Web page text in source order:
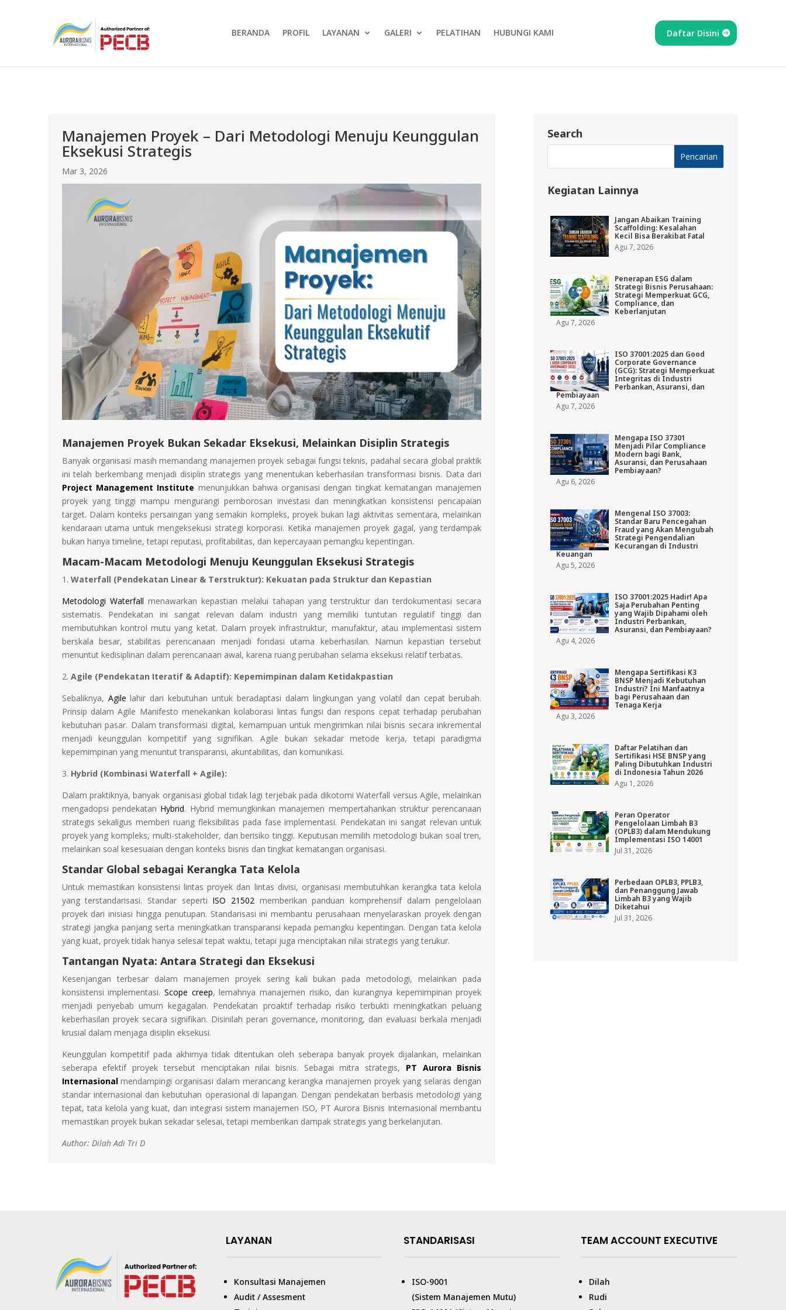
BERANDA PROFIL LAYANAN GALERI PELATIHAN HUBUNGI KAMI Daftar Disini
Manajemen Proyek – Dari Metodologi Menuju Keunggulan
Eksekusi Strategis
Mar 3, 2026
Manajemen Proyek Bukan Sekadar Eksekusi, Melainkan Disiplin Strategis
Banyak organisasi masih memandang manajemen proyek sebagai fungsi teknis, padahal secara global praktik
ini telah berkembang menjadi disiplin strategis yang menentukan keberhasilan transformasi bisnis. Data dari
Project Management Institute menunjukkan bahwa organisasi dengan tingkat kematangan manajemen
proyek yang tinggi mampu mengurangi pemborosan investasi dan meningkatkan konsistensi pencapaian
target. Dalam konteks persaingan yang semakin kompleks, proyek bukan lagi aktivitas sementara, melainkan
kendaraan utama untuk mengeksekusi strategi korporasi. Ketika manajemen proyek gagal, yang terdampak
bukan hanya timeline, tetapi reputasi, profitabilitas, dan kepercayaan pemangku kepentingan.
Macam-Macam Metodologi Menuju Keunggulan Eksekusi Strategis
1. Waterfall (Pendekatan Linear & Terstruktur): Kekuatan pada Struktur dan Kepastian
Metodologi Waterfall menawarkan kepastian melalui tahapan yang terstruktur dan terdokumentasi secara
sistematis. Pendekatan ini sangat relevan dalam industri yang memiliki tuntutan regulatif tinggi dan
membutuhkan kontrol mutu yang ketat. Dalam proyek infrastruktur, manufaktur, atau implementasi sistem
berskala besar, stabilitas perencanaan menjadi fondasi utama keberhasilan. Namun kepastian tersebut
menuntut kedisiplinan dalam perencanaan awal, karena ruang perubahan selama eksekusi relatif terbatas.
2. Agile (Pendekatan Iteratif & Adaptif): Kepemimpinan dalam Ketidakpastian
Sebaliknya, Agile lahir dari kebutuhan untuk beradaptasi dalam lingkungan yang volatil dan cepat berubah.
Prinsip dalam Agile Manifesto menekankan kolaborasi lintas fungsi dan respons cepat terhadap perubahan
kebutuhan pasar. Dalam transformasi digital, kemampuan untuk mengirimkan nilai bisnis secara inkremental
menjadi keunggulan kompetitif yang signifikan. Agile bukan sekadar metode kerja, tetapi paradigma
kepemimpinan yang menuntut transparansi, akuntabilitas, dan komunikasi.
3. Hybrid (Kombinasi Waterfall + Agile):
Dalam praktiknya, banyak organisasi global tidak lagi terjebak pada dikotomi Waterfall versus Agile, melainkan
mengadopsi pendekatan Hybrid. Hybrid memungkinkan manajemen mempertahankan struktur perencanaan
strategis sekaligus memberi ruang fleksibilitas pada fase implementasi. Pendekatan ini sangat relevan untuk
proyek yang kompleks, multi-stakeholder, dan berisiko tinggi. Keputusan memilih metodologi bukan soal tren,
melainkan soal kesesuaian dengan konteks bisnis dan tingkat kematangan organisasi.
Standar Global sebagai Kerangka Tata Kelola
Untuk memastikan konsistensi lintas proyek dan lintas divisi, organisasi membutuhkan kerangka tata kelola
yang terstandarisasi. Standar seperti ISO 21502 memberikan panduan komprehensif dalam pengelolaan
proyek dari inisiasi hingga penutupan. Standarisasi ini membantu perusahaan menyelaraskan proyek dengan
strategi jangka panjang serta meningkatkan transparansi kepada pemangku kepentingan. Dengan tata kelola
yang kuat, proyek tidak hanya selesai tepat waktu, tetapi juga menciptakan nilai strategis yang terukur.
Tantangan Nyata: Antara Strategi dan Eksekusi
Kesenjangan terbesar dalam manajemen proyek sering kali bukan pada metodologi, melainkan pada
konsistensi implementasi. Scope creep, lemahnya manajemen risiko, dan kurangnya kepemimpinan proyek
menjadi penyebab umum kegagalan. Pendekatan proaktif terhadap risiko terbukti meningkatkan peluang
keberhasilan proyek secara signifikan. Disinilah peran governance, monitoring, dan evaluasi berkala menjadi
krusial dalam menjaga disiplin eksekusi.
Keunggulan kompetitif pada akhirnya tidak ditentukan oleh seberapa banyak proyek dijalankan, melainkan
seberapa efektif proyek tersebut menciptakan nilai bisnis. Sebagai mitra strategis, PT Aurora Bisnis
Internasionalmendampingi organisasi dalam merancang kerangka manajemen proyek yang selaras dengan
standar internasional dan kebutuhan operasional di lapangan. Dengan pendekatan berbasis metodologi yang
tepat, tata kelola yang kuat, dan integrasi sistem manajemen ISO, PT Aurora Bisnis Internasional membantu
memastikan proyek bukan sekadar selesai, tetapi memberikan dampak strategis yang berkelanjutan.
Author: Dilah Adi Tri D
Search
Kegiatan Lainnya
Jangan Abaikan Training
Scaffolding: Kesalahan
Kecil Bisa Berakibat Fatal
Agu 7, 2026
Penerapan ESG dalam
Strategi Bisnis Perusahaan:
Strategi Memperkuat GCG,
Compliance, dan
Keberlanjutan
Agu 7, 2026
ISO 37001:2025 dan Good
Corporate Governance
(GCG): Strategi Memperkuat
Integritas di Industri
Perbankan, Asuransi, dan
Pembiayaan
Agu 7, 2026
Mengapa ISO 37301
Menjadi Pilar Compliance
Modern bagi Bank,
Asuransi, dan Perusahaan
Pembiayaan?
Agu 6, 2026
Mengenal ISO 37003:
Standar Baru Pencegahan
Fraud yang Akan Mengubah
Strategi Pengendalian
Kecurangan di Industri
Keuangan
Agu 5, 2026
ISO 37001:2025 Hadir! Apa
Saja Perubahan Penting
yang Wajib Dipahami oleh
Industri Perbankan,
Asuransi, dan Pembiayaan?
Agu 4, 2026
Mengapa Sertifikasi K3
BNSP Menjadi Kebutuhan
Industri? Ini Manfaatnya
bagi Perusahaan dan
Tenaga Kerja
Agu 3, 2026
Daftar Pelatihan dan
Sertifikasi HSE BNSP yang
Paling Dibutuhkan Industri
di Indonesia Tahun 2026
Agu 1, 2026
Peran Operator
Pengelolaan Limbah B3
(OPLB3) dalam Mendukung
Implementasi ISO 14001
Jul 31, 2026
Perbedaan OPLB3, PPLB3,
dan Penanggung Jawab
Limbah B3 yang Wajib
Diketahui
Jul 31, 2026
LAYANAN
Konsultasi Manajemen
Audit / Assesment
STANDARISASI
ISO-9001
(Sistem Manajemen Mutu)
TEAM ACCOUNT EXECUTIVE
Dilah
Rudi